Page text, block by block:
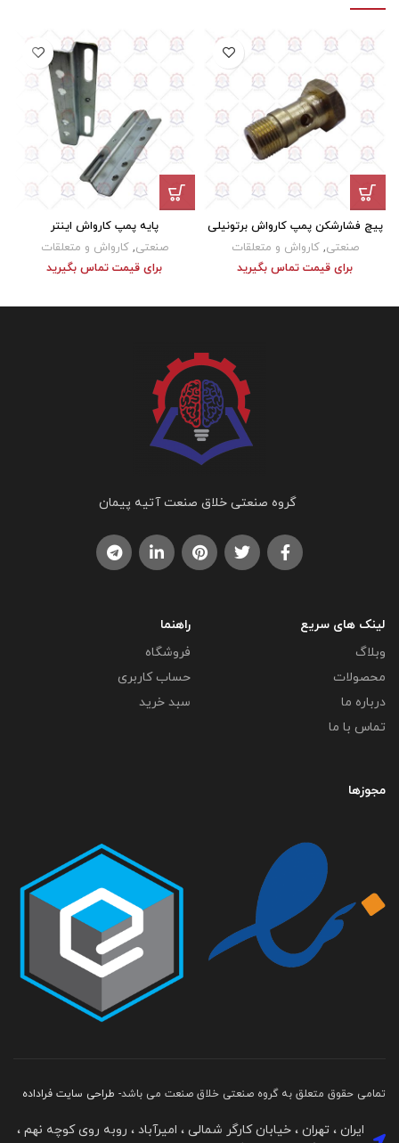
پیچ فشارشکن پمپ کارواش برتونیلی
صنعتی,کارواش و متعلقات
برای قیمت تماس بگیرید
پایه پمپ کارواش اینتر
صنعتی,کارواش و متعلقات
برای قیمت تماس بگیرید
گروه صنعتی خلاق صنعت آتیه پیمان
لینک های سریع
وبلاگ
محصولات
درباره ما
تماس با ما
راهنما
فروشگاه
حساب کاربری
سبد خرید
مجوزها
تمامی حقوق متعلق به گروه صنعتی خلاق صنعت می باشد- طراحی سایت فراداده
ایران ، تهران ، خیابان کارگر شمالی ، امیرآباد ، روبه روی کوچه نهم ،